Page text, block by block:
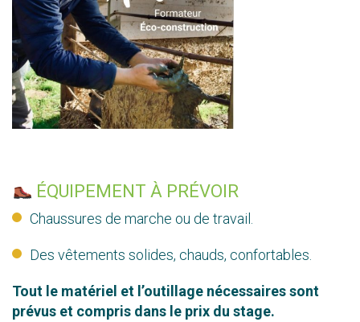
ÉQUIPEMENT À PRÉVOIR
Chaussures de marche ou de travail.
Des vêtements solides, chauds, confortables.
Tout le matériel et l’outillage nécessaires sont
prévus et compris dans le prix du stage.